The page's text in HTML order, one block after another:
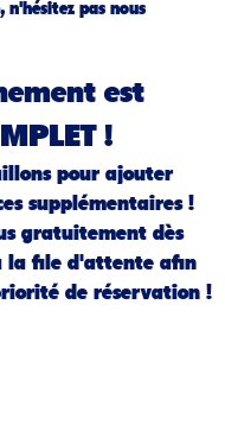
n'hésitez pas nous
est
!
pour ajouter
supplémentaires !
gratuitement dès
la file d'attente afin
de réservation !